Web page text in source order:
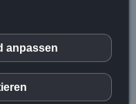
der
von nicht
hiermit
anpassen